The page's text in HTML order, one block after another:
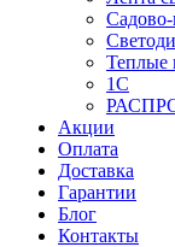
Теплые
1С
Акции
Оплата
Доставка
Гарантии
Блог
Контакты